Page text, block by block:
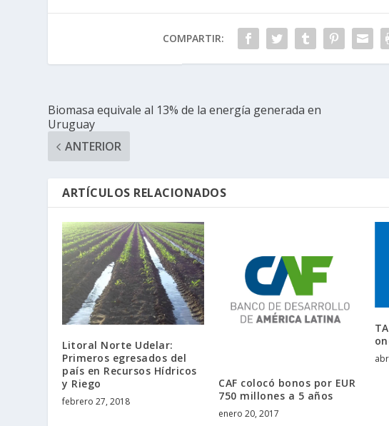
COMPARTIR:
Biomasa equivale al 13% de la energía generada en
Uruguay
ANTERIOR
ARTÍCULOS RELACIONADOS
Litoral Norte Udelar:
Primeros egresados del
país en Recursos Hídricos
y Riego
febrero 27, 2018
CAF colocó bonos por EUR
750 millones a 5 años
enero 20, 2017